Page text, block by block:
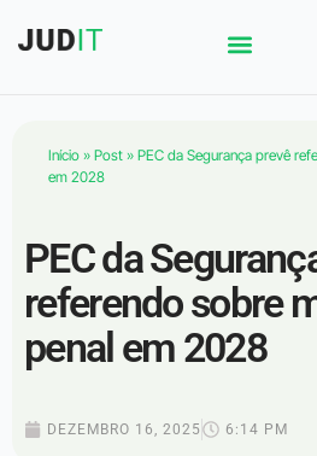
Início » Post » PEC da Segurança prevê
em 2028
PEC da
referendo sobre
penal em 2028
DEZEMBRO 16, 2025 6:14 PM